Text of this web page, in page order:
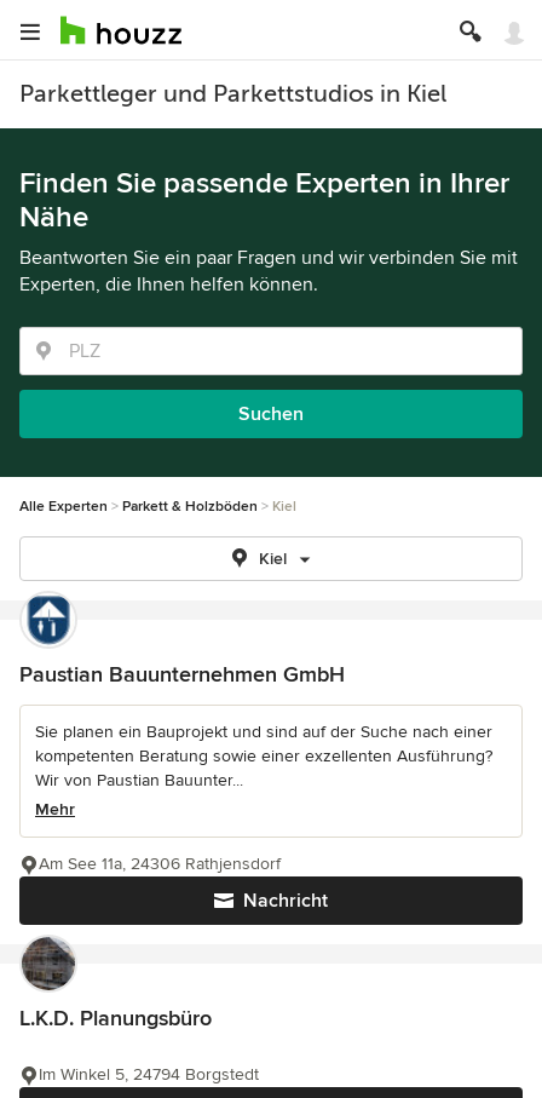
Parkettleger und Parkettstudios in Kiel
Finden Sie passende Experten in Ihrer
Nähe
Beantworten Sie ein paar Fragen und wir verbinden Sie mit
Experten, die Ihnen helfen können.
Suchen
Alle Experten Parkett & Holzböden Kiel
Kiel
Paustian Bauunternehmen GmbH
Sie planen ein Bauprojekt und sind auf der Suche nach einer
kompetenten Beratung sowie einer exzellenten Ausführung?
Wir von Paustian Bauunter...
Mehr
Nachricht
Am See 11a, 24306 Rathjensdorf
L.K.D. Planungsbüro
Im Winkel 5, 24794 Borgstedt